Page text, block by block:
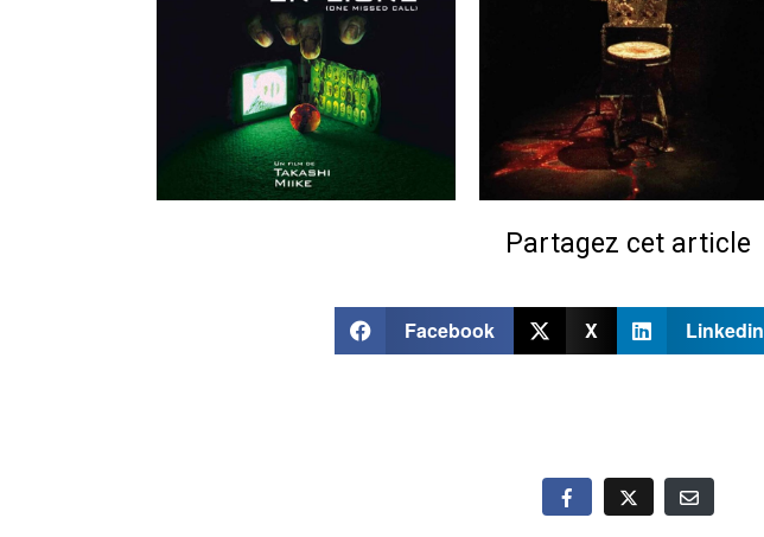
Partagez cet article
Facebook X Linkedin